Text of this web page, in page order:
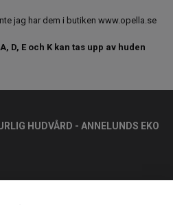
jag har dem i butiken www.opella.se
D, E och K kan tas upp av huden
HUDVÅRD - ANNELUNDS EKO